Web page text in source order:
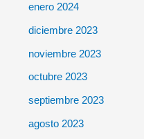
enero 2024
diciembre 2023
noviembre 2023
octubre 2023
septiembre 2023
agosto 2023